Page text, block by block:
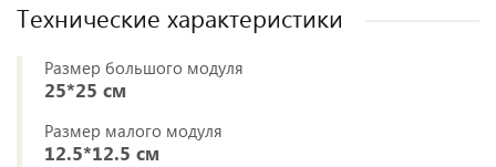
Технические характеристики
Размер большого модуля
25*25 см
Размер малого модуля
12.5*12.5 см